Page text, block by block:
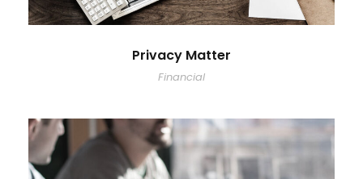
Privacy Matter
Financial